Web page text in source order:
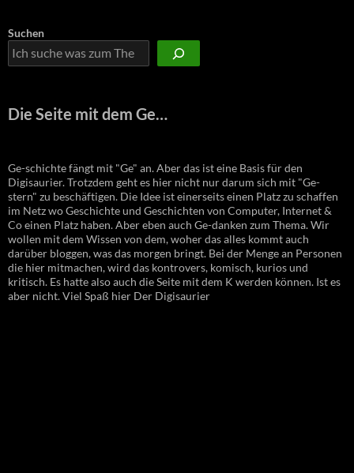
Suchen
Die Seite mit dem Ge…
Ge-schichte fängt mit "Ge" an. Aber das ist eine Basis für den
Digisaurier. Trotzdem geht es hier nicht nur darum sich mit "Ge-
stern" zu beschäftigen. Die Idee ist einerseits einen Platz zu schaffen
im Netz wo Geschichte und Geschichten von Computer, Internet &
Co einen Platz haben. Aber eben auch Ge-danken zum Thema. Wir
wollen mit dem Wissen von dem, woher das alles kommt auch
darüber bloggen, was das morgen bringt. Bei der Menge an Personen
die hier mitmachen, wird das kontrovers, komisch, kurios und
kritisch. Es hatte also auch die Seite mit dem K werden können. Ist es
aber nicht. Viel Spaß hier Der Digisaurier